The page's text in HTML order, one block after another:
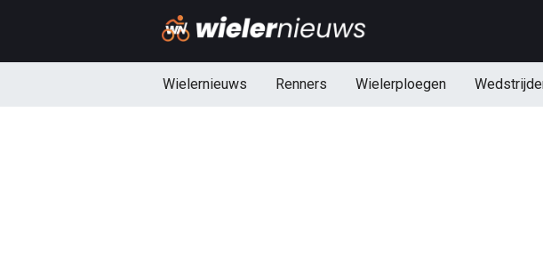
Wielernieuws Renners Wielerploegen